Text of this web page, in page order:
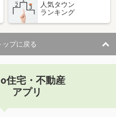
人気タウン
ランキング
ップに戻る
住宅・不動産
アプリ